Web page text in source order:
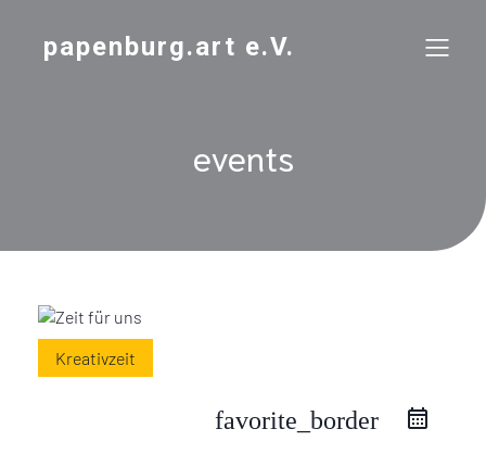
papenburg.art e.V.
events
Kreativzeit
favorite_border